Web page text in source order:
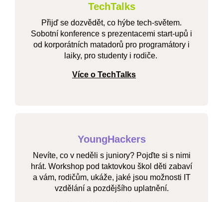
TechTalks
Přijď se dozvědět, co hýbe tech-světem.
Sobotní konference s prezentacemi start-upů i
od korporátních matadorů pro programátory i
laiky, pro studenty i rodiče.
Více o TechTalks
YoungHackers
Nevíte, co v neděli s juniory? Pojďte si s nimi
hrát. Workshop pod taktovkou škol děti zabaví
a vám, rodičům, ukáže, jaké jsou možnosti IT
vzdělání a pozdějšího uplatnění.